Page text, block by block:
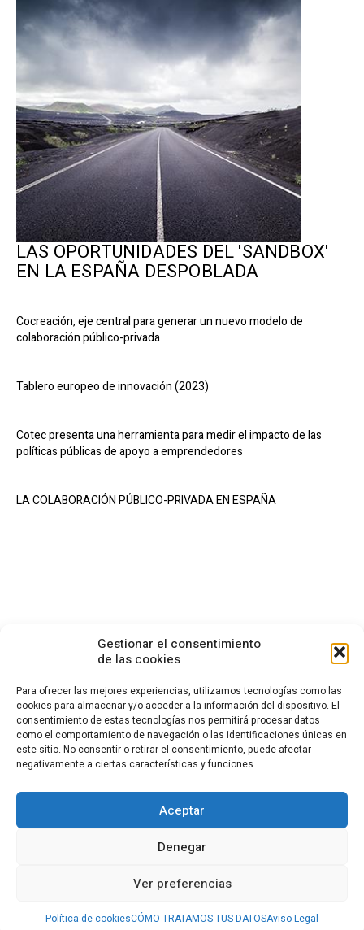
Gestionar el consentimiento
de las cookies
Para ofrecer las mejores experiencias, utilizamos tecnologías como las
cookies para almacenar y/o acceder a la información del dispositivo. El
consentimiento de estas tecnologías nos permitirá procesar datos
como el comportamiento de navegación o las identificaciones únicas en
este sitio. No consentir o retirar el consentimiento, puede afectar
negativamente a ciertas características y funciones.
Aceptar
Denegar
Ver preferencias
Política de cookiesCÓMO TRATAMOS TUS DATOSAviso Legal
LAS OPORTUNIDADES DEL 'SANDBOX'
EN LA ESPAÑA DESPOBLADA
Cocreación, eje central para generar un nuevo modelo de
colaboración público-privada
Tablero europeo de innovación (2023)
Cotec presenta una herramienta para medir el impacto de las
políticas públicas de apoyo a emprendedores
LA COLABORACIÓN PÚBLICO-PRIVADA EN ESPAÑA
CONTACTO
Calle Cea Bermúdez, 3
28003 - Madrid. España
fundacion.cotec@cotec.es
POLÍTICA DE PRIVACIDAD